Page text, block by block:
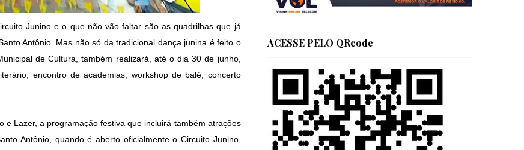
Junino e o que não vão faltar são as quadrilhas que já
Antônio. Mas não só da tradicional dança junina é feito o
de Cultura, também realizará, até o dia 30 de junho,
encontro de academias, workshop de balé, concerto
Lazer, a programação festiva que incluirá também atrações
Antônio, quando é aberto oficialmente o Circuito Junino,
ACESSE PELO QRcode